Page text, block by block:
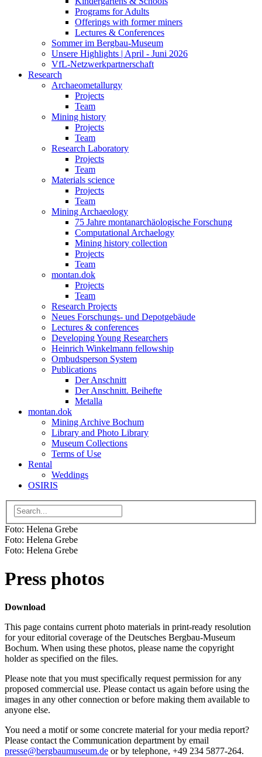
Programs for Adults
Offerings with former miners
Lectures & Conferences
Sommer im Bergbau-Museum
Unsere Highlights | April - Juni 2026
VfL-Netzwerkpartnerschaft
Research
Archaeometallurgy
Projects
Team
Mining history
Projects
Team
Research Laboratory
Projects
Team
Materials science
Projects
Team
Mining Archaeology
75 Jahre montanarchäologische Forschung
Computational Archaelogy
Mining history collection
Projects
Team
montan.dok
Projects
Team
Research Projects
Neues Forschungs- und Depotgebäude
Lectures & conferences
Developing Young Researchers
Heinrich Winkelmann fellowship
Ombudsperson System
Publications
Der Anschnitt
Der Anschnitt. Beihefte
Metalla
montan.dok
Mining Archive Bochum
Library and Photo Library
Museum Collections
Terms of Use
Rental
Weddings
OSIRIS
Foto: Helena Grebe
Foto: Helena Grebe
Foto: Helena Grebe
Press photos
Download
This page contains current photo materials in print-ready resolution
for your editorial coverage of the Deutsches Bergbau-Museum
Bochum. When using these photos, please name the copyright
holder as specified on the files.
Please note that you must specifically request permission for any
proposed commercial use. Please contact us again before using the
images in any other connection or before making them available to
anyone else.
You need a motif or some concrete material for your media report?
Please contact the Communication department by email
presse@bergbaumuseum.de or by telephone, +49 234 5877-264.